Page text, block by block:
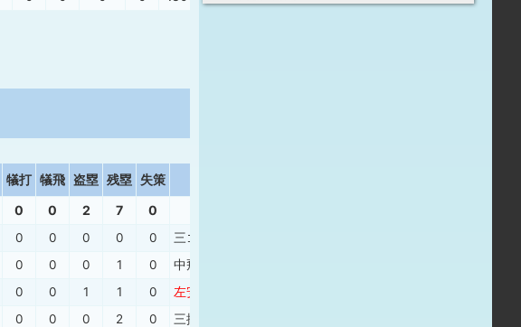
犠打 犠飛 盗塁 残塁 失策
0 0 2 7 0
0 0 0 0 0 三ゴ
0 0 0 1 0 中飛
0 0 1 1 0 左安
0 0 0 2 0 三振